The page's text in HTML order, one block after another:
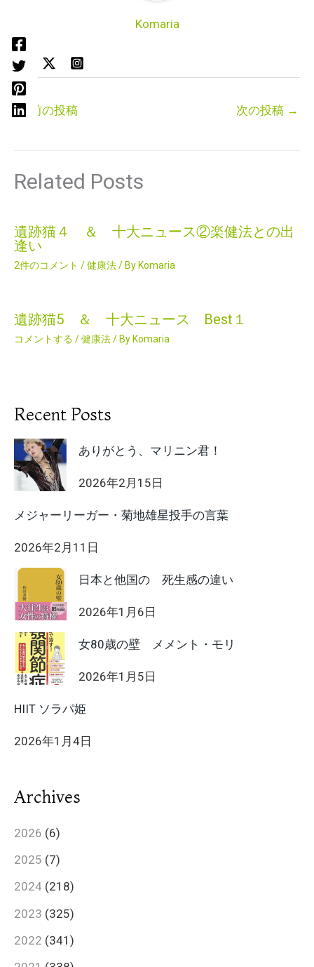
Komaria
← 前の投稿 次の投稿 →
Related Posts
遺跡猫４ ＆ 十大ニュース②楽健法との出
逢い
2件のコメント /健康法/ By Komaria
遺跡猫5 ＆ 十大ニュース Best１
コメントする /健康法/ By Komaria
Recent Posts
ありがとう、マリニン君！
2026年2月15日
メジャーリーガー・菊地雄星投手の言葉
2026年2月11日
日本と他国の 死生感の違い
2026年1月6日
女80歳の壁 メメント・モリ
2026年1月5日
HIIT ソラパ姫
2026年1月4日
Archives
2026 (6)
2025 (7)
2024 (218)
2023 (325)
2022 (341)